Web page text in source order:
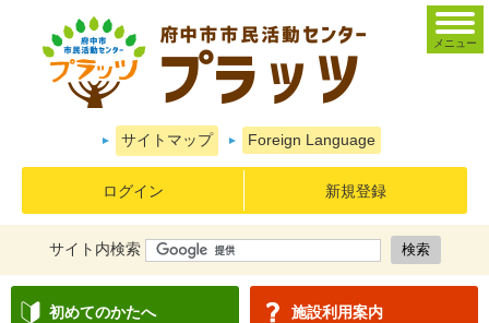
サイトマップ Foreign Language
ログイン 新規登録
サイト内検索
初めてのかたへ 施設利用案内
メニュー